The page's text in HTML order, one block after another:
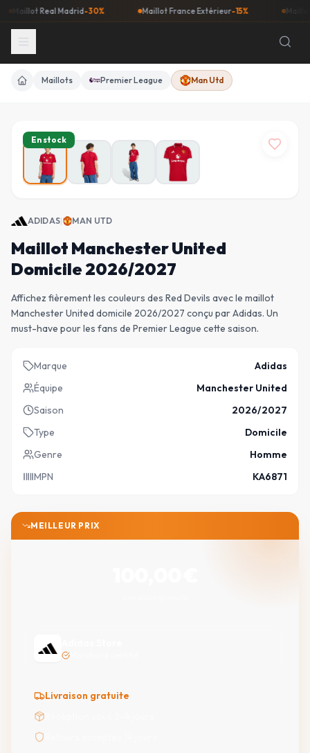
Real Madrid-30% Maillot France Extérieur-15% Maillot
Accueil
Maillots Premier League Man Utd
En stock
ADIDAS| MAN UTD
Maillot Manchester United
Domicile 2026/2027
Affichez fièrement les couleurs des Red Devils avec le maillot
Manchester United domicile 2026/2027 conçu par Adidas. Un
must-have pour les fans de Premier League cette saison.
Marque
Adidas
Équipe
Manchester United
Saison
2026/2027
Type
Domicile
Genre
Homme
MPN
KA6871
MEILLEUR PRIX
Livraison gratuite